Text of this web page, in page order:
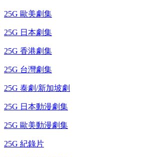
25G 歐美劇集
25G 日本劇集
25G 香港劇集
25G 台灣劇集
25G 泰劇/新加坡劇
25G 日本動漫劇集
25G 歐美動漫劇集
25G 紀錄片